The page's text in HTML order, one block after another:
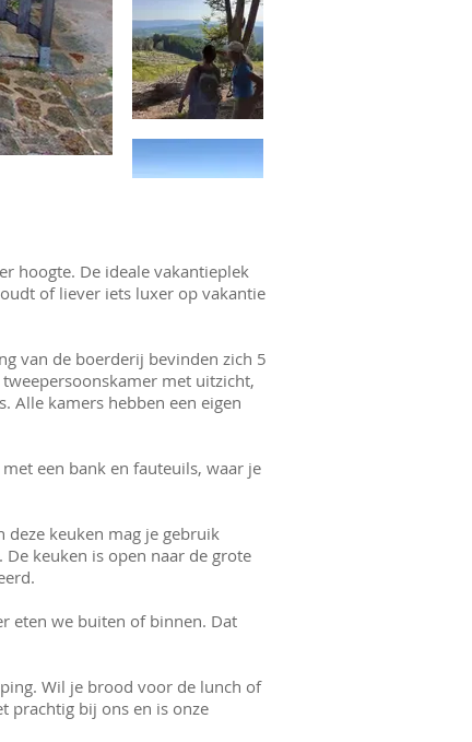
hoogte. De ideale vakantieplek
of liever iets luxer op vakantie
van de boerderij bevinden zich 5
met uitzicht,
Alle kamers hebben een eigen
een bank en fauteuils, waar je
deze keuken mag je gebruik
keuken is open naar de grote
eten we buiten of binnen. Dat
Wil je brood voor de lunch of
prachtig bij ons en is onze